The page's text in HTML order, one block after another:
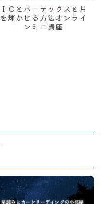
ＩＣとバーテックスと月
を輝かせる方法オンライ
ンミニ講座